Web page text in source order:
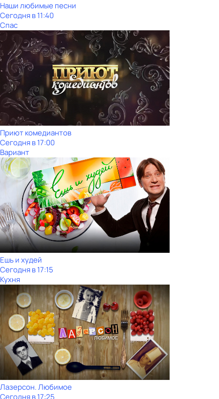
Наши любимые песни
Сегодня в 11:40
Спас
Приют комедиантов
Сегодня в 17:00
Вариант
Ешь и худей
Сегодня в 17:15
Кухня
Лазерсон. Любимое
Сегодня в 17:25